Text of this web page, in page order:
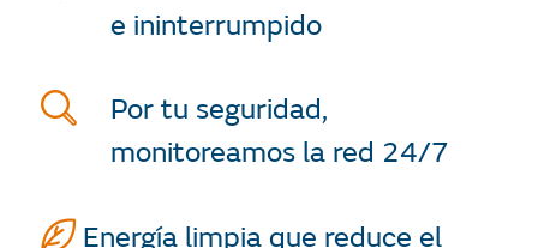
e ininterrumpido
Por tu seguridad,
monitoreamos la red 24/7
Energía limpia que reduce el